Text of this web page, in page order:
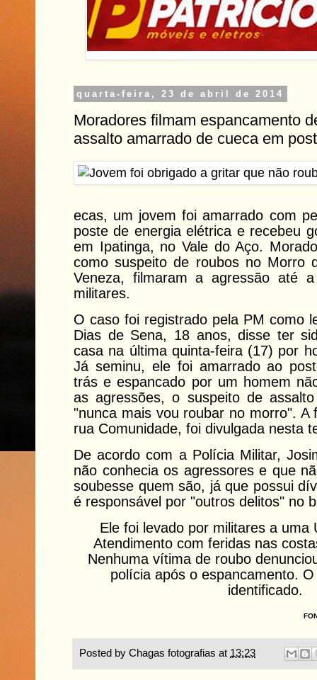
quarta-feira, 23 de abril de 2014
Moradores filmam espancamento
assalto amarrado de cueca em
ecas, um jovem foi amarrado com
poste de energia elétrica e recebeu
em Ipatinga, no Vale do Aço.
como suspeito de roubos no Morro
Veneza, filmaram a agressão até
militares.
O caso foi registrado pela PM como
Dias de Sena, 18 anos, disse ter
casa na última quinta-feira (17) por
Já seminu, ele foi amarrado ao
trás e espancado por um homem
as agressões, o suspeito de
"nunca mais vou roubar no morro". A
rua Comunidade, foi divulgada nesta
De acordo com a Polícia Militar,
não conhecia os agressores e que
soubesse quem são, já que possui
é responsável por "outros delitos" no
Ele foi levado por militares a uma
Atendimento com feridas nas
Nenhuma vítima de roubo
polícia após o espancamento.
identificado.
Posted by Chagas fotografias at 13:23